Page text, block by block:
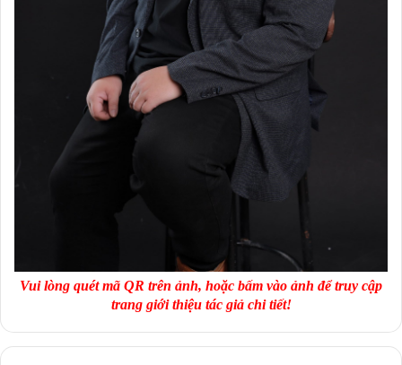
Điều đó thực sự đáng tiếc, bởi vì một sản phẩm/dịch vụ
tốt thì luôn cần sắc thái tích cực đi kèm.
Mà sắc thái ấy, chắc chắn không thể đến từ những
Content seeding kém văn minh!
Tác giả: Trung Hiếu – Vietchuyennghiep.vn
Vui lòng quét mã QR trên ảnh, hoặc bấm vào ảnh để truy cập
trang giới thiệu tác giả chi tiết!